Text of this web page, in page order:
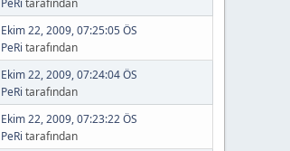
PeRi tarafından
Ekim 22, 2009, 07:25:05 ÖS
PeRi tarafından
Ekim 22, 2009, 07:24:04 ÖS
PeRi tarafından
Ekim 22, 2009, 07:23:22 ÖS
PeRi tarafından